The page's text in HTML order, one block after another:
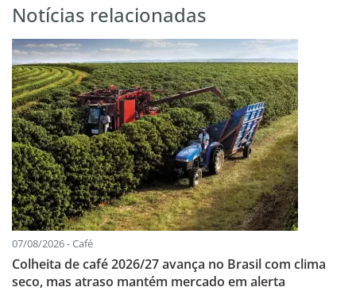
Notícias relacionadas
07/08/2026 - Café
Colheita de café 2026/27 avança no Brasil com clima
seco, mas atraso mantém mercado em alerta